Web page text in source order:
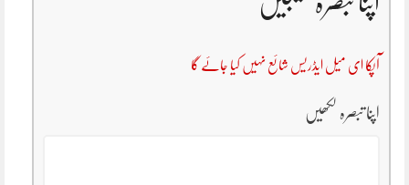
آپکا ای میل ایڈریس شائع نہیں کیا جائے گا
اپنا تبصرہ لکھیں